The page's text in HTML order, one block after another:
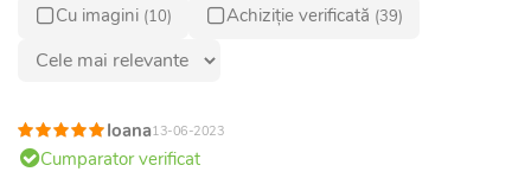
Cu imagini (10) Achiziție verificată (39)
Ioana13-06-2023
Cumparator verificat